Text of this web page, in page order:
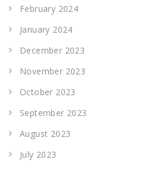
February 2024
January 2024
December 2023
November 2023
October 2023
September 2023
August 2023
July 2023